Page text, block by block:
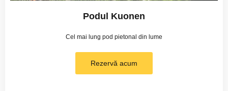
Podul Kuonen
Cel mai lung pod pietonal din lume
Rezervă acum